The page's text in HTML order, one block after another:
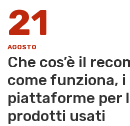
21
AGOSTO
Che cos’è il
come funziona, i
piattaforme per
prodotti usati